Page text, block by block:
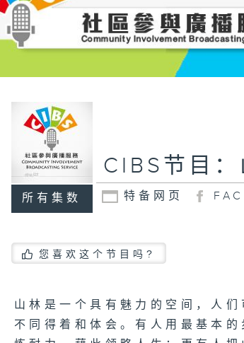
所有集数
CIBS节目
特备网页
您喜欢这个节目吗?
山林是一个具有魅力的空间，人
不同得着和体会。有人用最基本